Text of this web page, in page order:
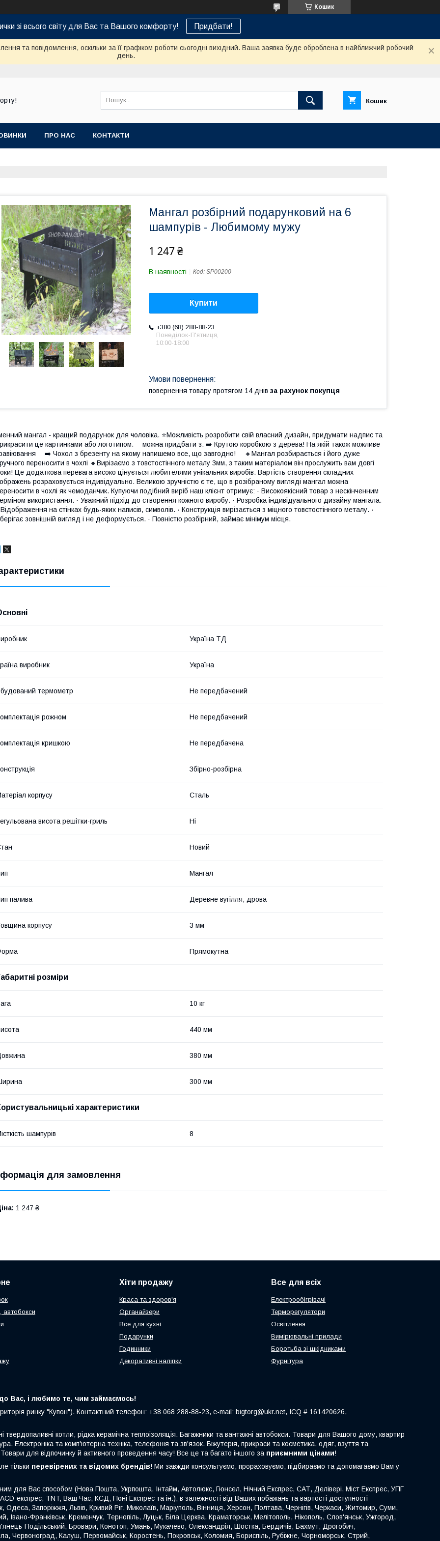
Кошик
зі всього світу для Вас та Вашого комфорту! Придбати!
та повідомлення, оскільки за її графіком роботи сьогодні вихідний. Ваша заявка буде оброблена в найближчий робочий
день.
Кошик
ПРО НАС КОНТАКТИ
Мангал розбірний подарунковий на 6
шампурів - Любимому мужу
1 247 ₴
В наявності Код: SP00200
Купити
+380 (68) 288-88-23
Понеділок-П'ятниця,
10:00-18:00
повернення товару протягом 14 днів за рахунок покупця
мангал - кращий подарунок для чоловіка. ⭐️Можливість розробити свій власний дизайн, придумати надпис та
це картинками або логотипом. ⠀ можна придбати з: ➡️ Крутою коробкою з дерева! На якій також можливе
⠀ ➡️ Чохол з брезенту на якому напишемо все, що завгодно! ⠀ 🔸Мангал розбирається і його дуже
переносити в чoхлі 🔸Вирізаємо з товстостінного металу 3мм, з таким матеріалом він прослужить вам довгі
Це додаткова перевага високо цінується любителями унікальних виробів. Вартість створення складних
розраховується індивідуально. Великою зручністю є те, що в розібраному вигляді мангал можна
в чохлі як чемоданчик. Купуючи подібний виріб наш клієнт отримує: · Високоякісний товар з нескінченним
використання. · Уважний підхід до створення кожного виробу. · Розробка індивідуального дизайну мангала.
Відображення на стінках будь-яких написів, символів. · Конструкція вирізається з міцного товстостінного металу. ·
зовнішній вигляд і не деформується. · Повністю розбірний, займає мінімум місця.
Україна ТД
виробник Україна
термометр Не передбачений
рожном Не передбачений
кришкою Не передбачена
Збірно-розбірна
корпусу Сталь
висота решітки-гриль Ні
Новий
Мангал
палива Деревне вугілля, дрова
корпусу 3 мм
Прямокутна
розміри
10 кг
440 мм
380 мм
300 мм
характеристики
шампурів 8
для замовлення
1 247 ₴
автобокси
Хіти продажу
Краса та здоров'я
Органайзери
Все для кухні
Подарунки
Годинники
Декоративні наліпки
Все для всіх
Електрообігрівачі
Терморегулятори
Освітлення
Вимірювальні прилади
Боротьба зі шкідниками
Фурнітура
Вас, і любимо те, чим займаємось!
ринку "Купон"). Контактний телефон: +38 068 288-88-23, e-mail: bigtorg@ukr.net, ICQ # 161420626,
твердопаливні котли, рідка керамічна теплоізоляція. Багажники та вантажні автобокси. Товари для Вашого дому, квартир
Електроніка та комп'ютерна техніка, телефонія та зв'язок. Біжутерія, прикраси та косметика, одяг, взуття та
для відпочинку й активного проведення часу! Все це та багато іншого за приємними цінами!
тільки перевірених та відомих брендів! Ми завжди консультуємо, прораховуємо, підбираємо та допомагаємо Вам у
для Вас способом (Нова Пошта, Укрпошта, Інтайм, Автолюкс, Гюнсел, Нічний Експрес, САТ, Делівері, Міст Експрес, УПГ
експрес, TNT, Ваш Час, КСД, Поні Експрес та ін.), в залежності від Ваших побажань та вартості доступності
Одеса, Запоріжжя, Львів, Кривий Ріг, Миколаїв, Маріуполь, Вінниця, Херсон, Полтава, Чернігів, Черкаси, Житомир, Суми,
Івано-Франківськ, Кременчук, Тернопіль, Луцьк, Біла Церква, Краматорськ, Мелітополь, Нікополь, Слов'янськ, Ужгород,
Подільський, Бровари, Конотоп, Умань, Мукачево, Олександрія, Шостка, Бердичів, Бахмут, Дрогобич,
Червоноград, Калуш, Первомайськ, Коростень, Покровськ, Коломия, Бориспіль, Рубіжне, Чорноморськ, Стрий,